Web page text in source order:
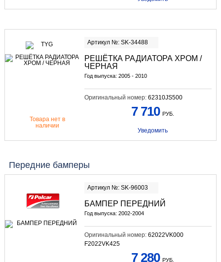
Артикул №: SK-34488
РЕШЁТКА РАДИАТОРА ХРОМ /
ЧЕРНАЯ
Год выпуска: 2005 - 2010
Оригинальный номер: 62310JS500
Товара нет в
наличии
7 710 РУБ.
Уведомить
Передние бамперы
Артикул №: SK-96003
БАМПЕР ПЕРЕДНИЙ
Год выпуска: 2002-2004
Оригинальный номер: 62022VK000
F2022VK425
7 280 РУБ.